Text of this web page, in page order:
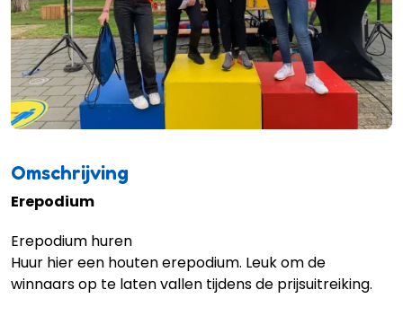
Omschrijving
Erepodium
Erepodium huren
Huur hier een houten erepodium. Leuk om de
winnaars op te laten vallen tijdens de prijsuitreiking.